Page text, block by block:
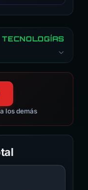
TECNOLOGÍAS
los demás